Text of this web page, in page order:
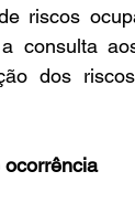
riscos
consulta
dos